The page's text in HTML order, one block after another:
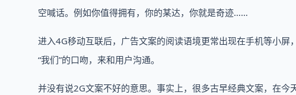
空喊话。例如你值得拥有，你的某达，你就是奇迹……
进入4G移动互联后，广告文案的阅读语境更常出现在手机等小
“我们”的口吻，来和用户沟通。
并没有说2G文案不好的意思。事实上，很多古早经典文案，在